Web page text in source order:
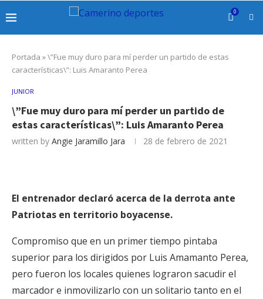
0
Portada »\”Fue muy duro para mí perder un partido de estas
características\”: Luis Amaranto Perea
JUNIOR
\”Fue muy duro para mí perder un partido de
estas características\”: Luis Amaranto Perea
written by Angie Jaramillo Jara 28 de febrero de 2021
El entrenador declaró acerca de la derrota ante
Patriotas en territorio boyacense.
Compromiso que en un primer tiempo pintaba
superior para los dirigidos por Luis Amamanto Perea,
pero fueron los locales quienes lograron sacudir el
marcador e inmovilizarlo con un solitario tanto en el